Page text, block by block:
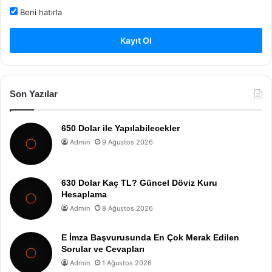
Beni hatırla
Kayıt Ol
Son Yazılar
650 Dolar ile Yapılabilecekler
Admin 9 Ağustos 2026
630 Dolar Kaç TL? Güncel Döviz Kuru
Hesaplama
Admin 8 Ağustos 2026
E İmza Başvurusunda En Çok Merak Edilen
Sorular ve Cevapları
Admin 1 Ağustos 2026